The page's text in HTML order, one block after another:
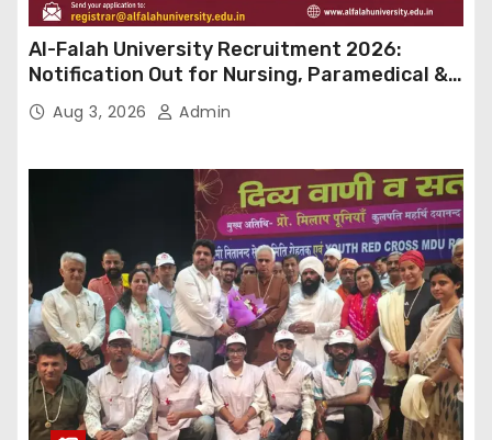
Al-Falah University Recruitment 2026:
Notification Out for Nursing, Paramedical &
Supporting Staff Posts, Apply Through Email
Aug 3, 2026 Admin